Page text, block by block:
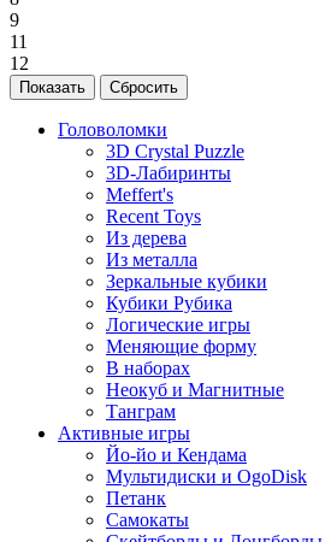
9
11
12
Головоломки
3D Crystal Puzzle
3D-Лабиринты
Meffert's
Recent Toys
Из дерева
Из металла
Зеркальные кубики
Кубики Рубика
Логические игры
Меняющие форму
В наборах
Неокуб и Магнитные
Танграм
Активные игры
Йо-йо и Кендама
Мультидиски и OgoDisk
Петанк
Самокаты